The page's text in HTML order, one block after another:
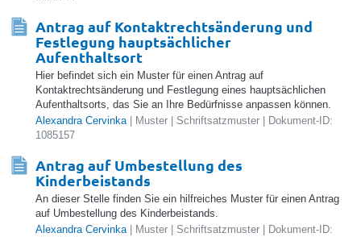
Antrag auf Kontaktrechtsänderung und
Festlegung hauptsächlicher
Aufenthaltsort
Hier befindet sich ein Muster für einen Antrag auf
Kontaktrechtsänderung und Festlegung eines hauptsächlichen
Aufenthaltsorts, das Sie an Ihre Bedürfnisse anpassen können.
Alexandra Cervinka| Muster | Schriftsatzmuster | Dokument-ID:
1085157
Antrag auf Umbestellung des
Kinderbeistands
An dieser Stelle finden Sie ein hilfreiches Muster für einen Antrag
auf Umbestellung des Kinderbeistands.
Alexandra Cervinka| Muster | Schriftsatzmuster | Dokument-ID: